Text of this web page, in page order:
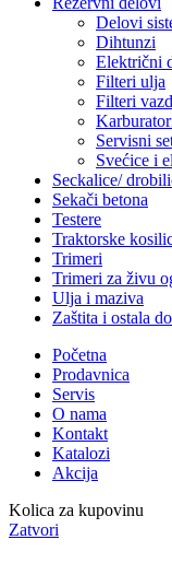
Delovi
Dihtunzi
Električni
Filteri ulja
Filteri
Servisni
Svećice i
Seckalice/
Sekači betona
Testere
Traktorske
Trimeri
Trimeri za živu
Ulja i maziva
Zaštita i ostala
Početna
Prodavnica
Servis
O nama
Kontakt
Katalozi
Akcija
Kolica za kupovinu
Zatvori